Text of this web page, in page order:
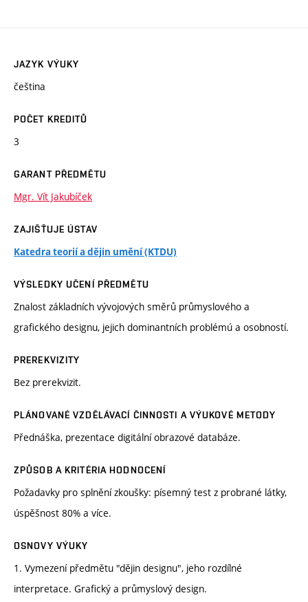
JAZYK VÝUKY
čeština
POČET KREDITŮ
3
GARANT PŘEDMĚTU
Mgr. Vít Jakubíček
ZAJIŠŤUJE ÚSTAV
Katedra teorií a dějin umění (KTDU)
VÝSLEDKY UČENÍ PŘEDMĚTU
Znalost základních vývojových směrů průmyslového a
grafického designu, jejich dominantních problémú a osobností.
PREREKVIZITY
Bez prerekvizit.
PLÁNOVANÉ VZDĚLÁVACÍ ČINNOSTI A VÝUKOVÉ METODY
Přednáška, prezentace digitální obrazové databáze.
ZPŮSOB A KRITÉRIA HODNOCENÍ
Požadavky pro splnění zkoušky: písemný test z probrané látky,
úspěšnost 80% a více.
OSNOVY VÝUKY
1. Vymezení předmětu "dějin designu", jeho rozdílné
interpretace. Grafický a průmyslový design.